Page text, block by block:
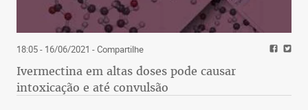
18:05 - 16/06/2021 - Compartilhe
Ivermectina em altas doses pode causar
intoxicação e até convulsão